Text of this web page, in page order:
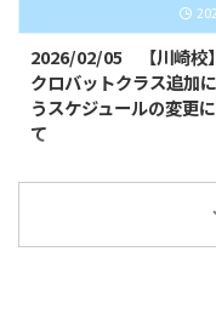
者未経験の方でもスタッフ
全日本大会出場経験のある先
直接指導いたします👨‍🏫 短
中クラス概要 日時・日程
（キッズ体操） ①5月4日
2026/02/05 【川崎校
クロバットクラス追加
うスケジュールの変更
て
だき、誠にありがとうござ
す。 この度、川崎校のクラ